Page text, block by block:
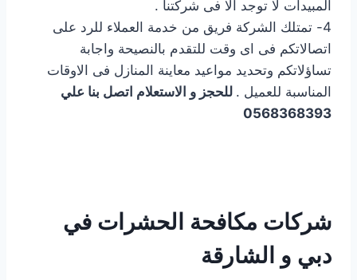
المبيدات لا توجد الا فى شركتنا .
4- تمتلك الشركة فريق من خدمة العملاء للرد على
اتصالاتكم فى اى وقت للتقدم بالنصيحة واجابة
تساؤلاتكم وتحديد مواعيد معاينة المنازل فى الاوقات
المناسبة للعميل . للحجز و الاستعلام اتصل بنا علي
0568368393
شركات مكافحة الحشرات في
دبي و الشارقة